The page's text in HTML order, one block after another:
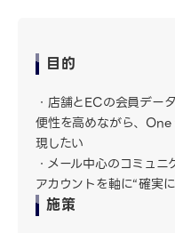
目的
店舗とECの会員デー
便性を高めながら、
現したい
メール中心のコミュ
アカウントを軸に“確実
施策